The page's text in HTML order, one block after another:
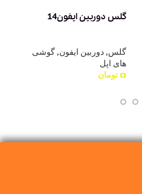
گلس دوربین ایفون14
گلس, دوربین ایفون, گوشی
های اپل
0 تومان